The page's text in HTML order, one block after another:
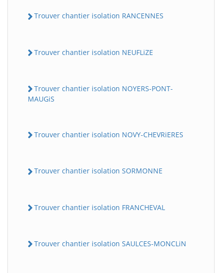
Trouver chantier isolation RANCENNES
Trouver chantier isolation NEUFLiZE
Trouver chantier isolation NOYERS-PONT-
MAUGiS
Trouver chantier isolation NOVY-CHEVRiERES
Trouver chantier isolation SORMONNE
Trouver chantier isolation FRANCHEVAL
Trouver chantier isolation SAULCES-MONCLiN